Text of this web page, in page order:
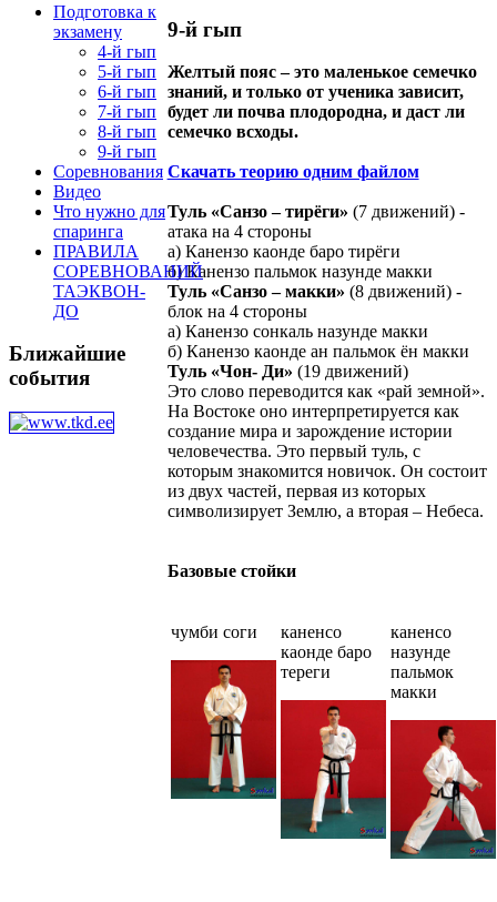
9-й гып
Желтый пояс – это маленькое семечко
знаний, и только от ученика зависит,
будет ли почва плодородна, и даст ли
семечко всходы.
Скачать теорию одним файлом
Туль «Санзо – тирёги» (7 движений) -
атака на 4 стороны
а) Канензо каонде баро тирёги
б) Канензо пальмок назунде макки
Туль «Санзо – макки» (8 движений) -
блок на 4 стороны
а) Канензо сонкаль назунде макки
б) Канензо каонде ан пальмок ён макки
Туль «Чон- Ди» (19 движений)
Это слово переводится как «рай земной».
На Востоке оно интерпретируется как
создание мира и зарождение истории
человечества. Это первый туль, с
которым знакомится новичок. Он состоит
из двух частей, первая из которых
символизирует Землю, а вторая – Небеса.
Базовые стойки
чумби соги
каненсо
каонде баро
тереги
каненсо
назунде
пальмок
макки
Подготовка к
экзамену
4-й гып
5-й гып
6-й гып
7-й гып
8-й гып
9-й гып
Соревнования
Видео
Что нужно для
спаринга
ПРАВИЛА
СОРЕВНОВАНИЙ
ТАЭКВОН-
ДО
Ближайшие
события